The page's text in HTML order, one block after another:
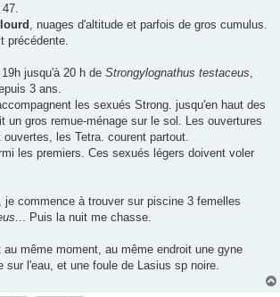
, nuages d'altitude et parfois de gros cumulus.
précédente.
jusqu'à 20 h de Strongylognathus testaceus
3 ans.
les sexués Strong. jusqu'en haut des
un gros remue-ménage sur le sol. Les ouvertures
les Tetra. courent partout.
les premiers. Ces sexués légers doivent voler
je commence à trouver sur piscine 3 femelles
... Puis la nuit me chasse.
même moment, au même endroit une gyne
sur l'eau, et une foule de Lasius sp noire.